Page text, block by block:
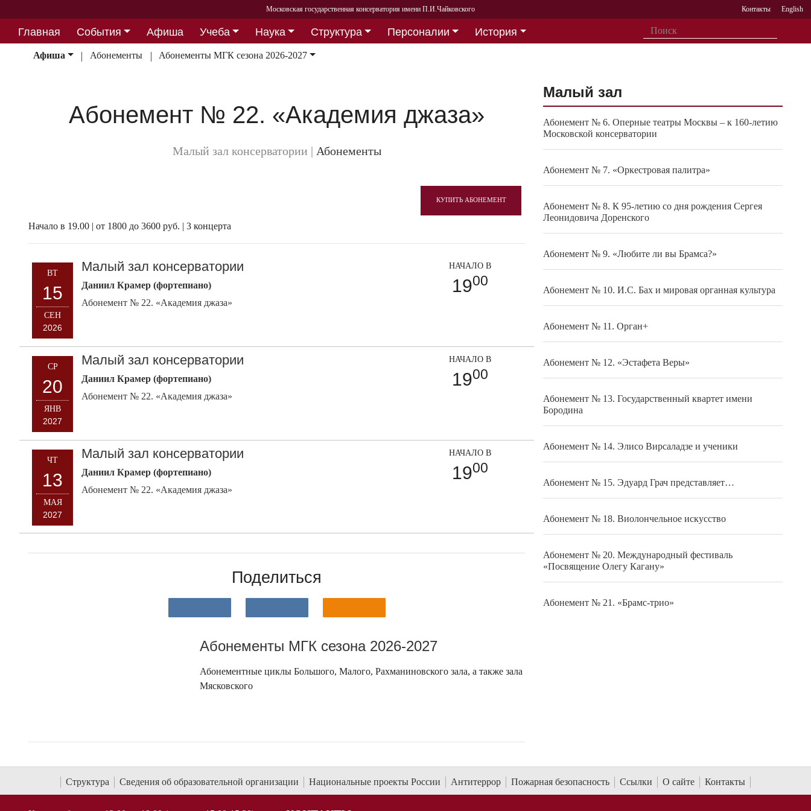
Московская государственная консерватория имени П.И.Чайковского Контакты English
Главная События Афиша Учеба Наука Структура Персоналии
История
Партнерство
Афиша Абонементы Абонементы МГК сезона 2026-2027
Абонемент № 22. «Академия джаза»
Малый зал консерватории | Абонементы
КУПИТЬ АБОНЕМЕНТ
Начало в 19.00 | от 1800 до 3600 руб. | 3 концерта
ВТ
15
СЕН
2026
Малый зал консерватории
Даниил Крамер (фортепиано)
Абонемент № 22. «Академия джаза»
НАЧАЛО В
1900
СР
20
ЯНВ
2027
Малый зал консерватории
Даниил Крамер (фортепиано)
Абонемент № 22. «Академия джаза»
НАЧАЛО В
1900
ЧТ
13
МАЯ
2027
Малый зал консерватории
Даниил Крамер (фортепиано)
Абонемент № 22. «Академия джаза»
НАЧАЛО В
1900
Поделиться
Абонементы МГК сезона 2026-2027
Абонементные циклы Большого, Малого, Рахманиновского зала, а также зала
Мясковского
Малый зал
Абонемент № 6. Оперные театры Москвы – к 160-летию
Московской консерватории
Абонемент № 7. «Оркестровая палитра»
Абонемент № 8. К 95-летию со дня рождения Сергея
Леонидовича Доренского
Абонемент № 9. «Любите ли вы Брамса?»
Абонемент № 10. И.С. Бах и мировая органная культура
Абонемент № 11. Орган+
Абонемент № 12. «Эстафета Веры»
Абонемент № 13. Государственный квартет имени
Бородина
Абонемент № 14. Элисо Вирсаладзе и ученики
Абонемент № 15. Эдуард Грач представляет…
Абонемент № 18. Виолончельное искусство
Абонемент № 20. Международный фестиваль
«Посвящение Олегу Кагану»
Абонемент № 21. «Брамс-трио»
Структура Сведения об образовательной организации Национальные проекты России Антитеррор Пожарная безопасность Ссылки О сайте Контакты